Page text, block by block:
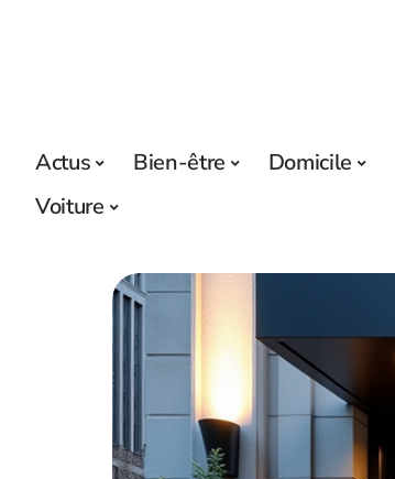
Actus Bien-être Domicile
Voiture